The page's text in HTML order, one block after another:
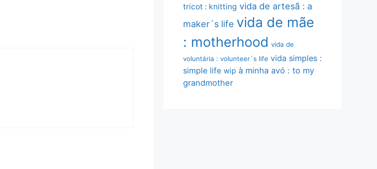
tricot : knitting vida de artesã : a
maker´s life vida de mãe
: motherhood vida de
voluntária : volunteer´s life vida simples :
simple life wip à minha avó : to my
grandmother